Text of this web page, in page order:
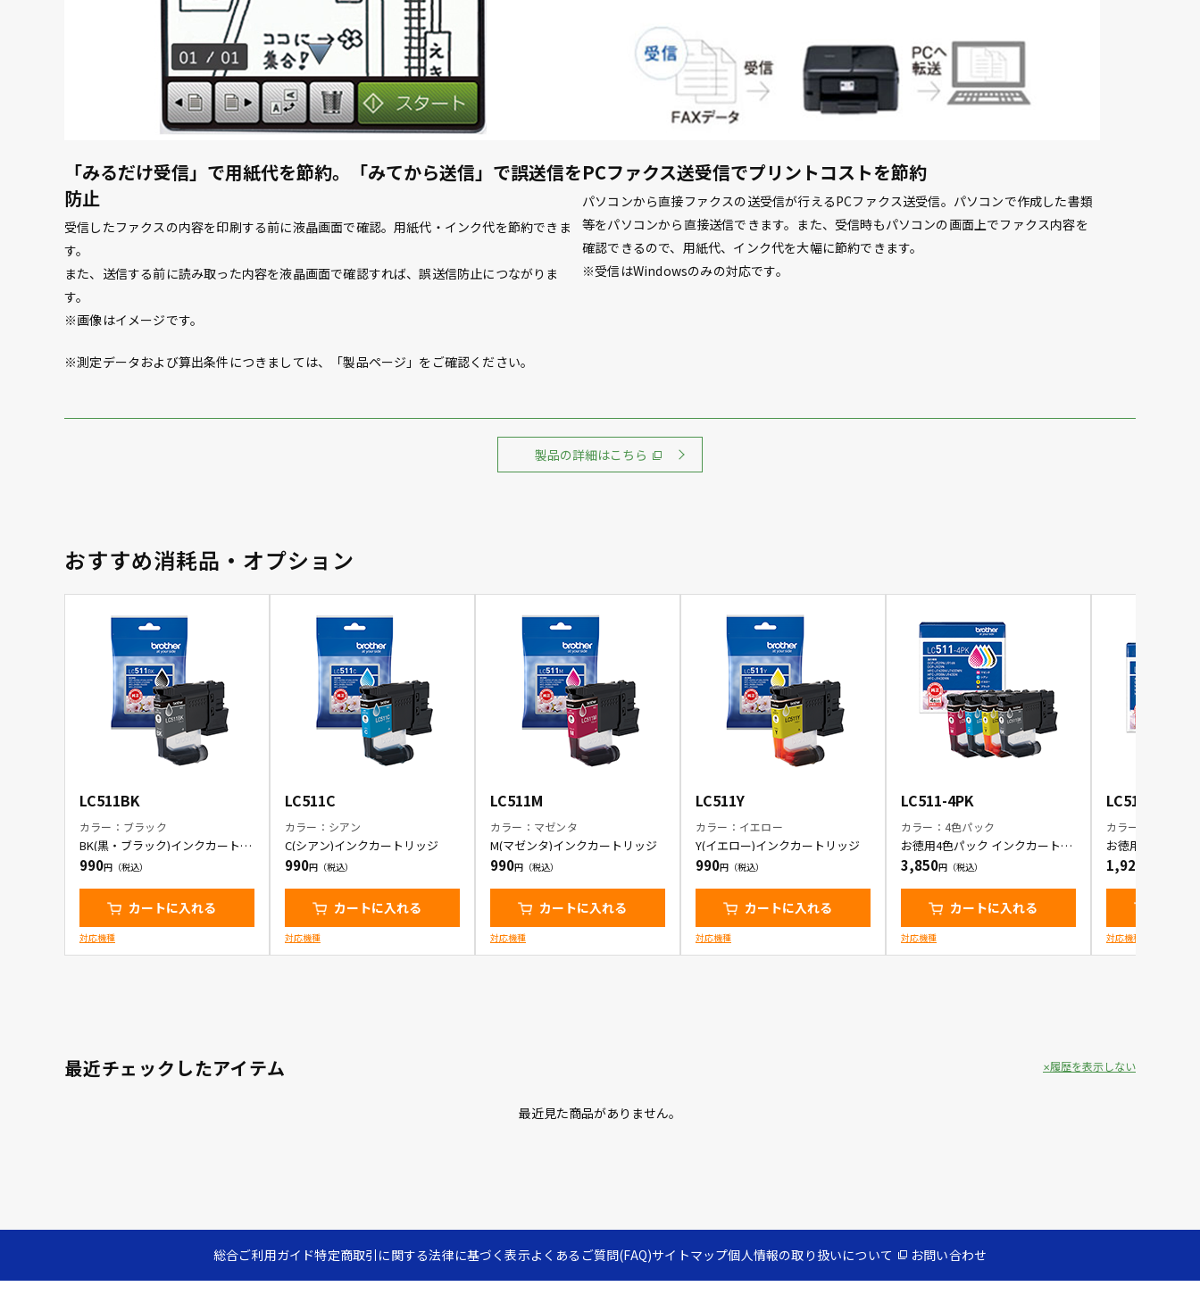
「みるだけ受信」で用紙代を節約。「みてから送信」で誤送信を
防止
受信したファクスの内容を印刷する前に液晶画面で確認。用紙代・インク代を節約できま
す。
また、送信する前に読み取った内容を液晶画面で確認すれば、誤送信防止につながりま
す。
※画像はイメージです。
PCファクス送受信でプリントコストを節約
パソコンから直接ファクスの送受信が行えるPCファクス送受信。パソコンで作成した書類
等をパソコンから直接送信できます。また、受信時もパソコンの画面上でファクス内容を
確認できるので、用紙代、インク代を大幅に節約できます。
※受信はWindowsのみの対応です。
※測定データおよび算出条件につきましては、「製品ページ」をご確認ください。
製品の詳細はこちら
おすすめ消耗品・オプション
LC511BK
カラー：ブラック
BK(黒・ブラック)インクカートリ
ッジ
990
カートに入れる
対応機種
LC511C
カラー：シアン
C(シアン)インクカートリッジ
990
カートに入れる
対応機種
LC511M
カラー：マゼンタ
M(マゼンタ)インクカートリッジ
990
カートに入れる
対応機種
LC511Y
カラー：イエロー
Y(イエロー)インクカートリッジ
990
カートに入れる
対応機種
LC511-4PK
カラー：4色パック
お徳用4色パック インクカートリ
ッジ
3,850
カートに入れる
対応機種
LC511BK-2PK
カラー：ブラック
お徳用BK(黒・ブ
ク インクカート
1,925
対応機種
最近チェックしたアイテム
最近見た商品がありません。
履歴を表示しない
総合ご利用ガイド特定商取引に関する法律に基づく表示よくあるご質問(FAQ)サイトマップ個人情報の取り扱いについて お問い合わせ